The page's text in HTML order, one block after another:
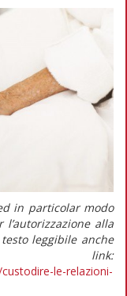
in particolar modo
alla
leggibile anche
link:
le-relazioni-